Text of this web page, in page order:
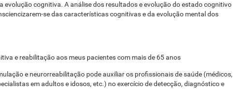
evolução cognitiva. A análise dos resultados e evolução do estado cognitivo
se das características cognitivas e da evolução mental dos
e reabilitação aos meus pacientes com mais de 65 anos
e neurorreabilitação pode auxiliar os profissionais de saúde (médicos,
em adultos e idosos, etc.) no exercício de detecção, diagnóstico e